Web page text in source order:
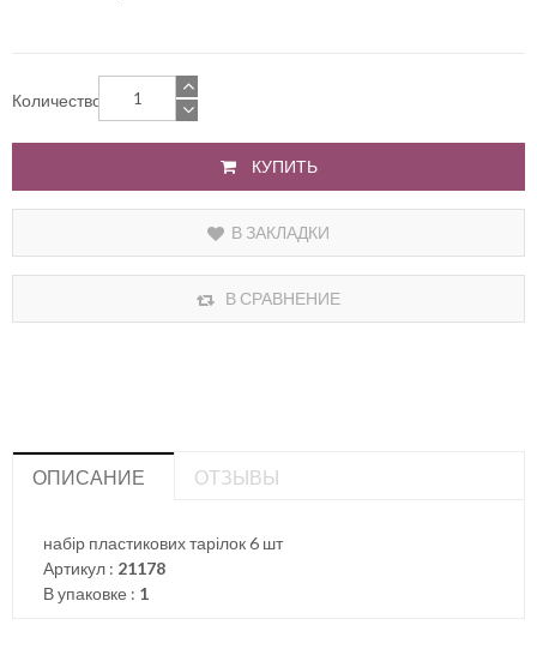
Количество
КУПИТЬ
В ЗАКЛАДКИ
В СРАВНЕНИЕ
ОПИСАНИЕ ОТЗЫВЫ
набір пластикових тарілок 6 шт
Артикул : 21178
В упаковке : 1